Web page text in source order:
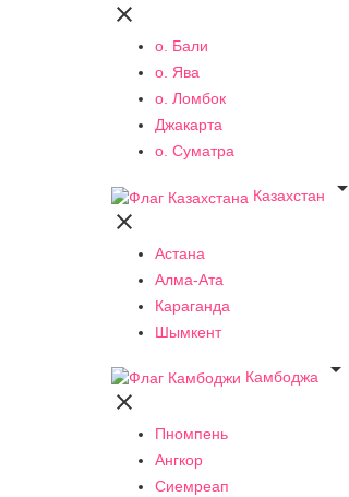

о. Бали
о. Ява
о. Ломбок
Джакарта
о. Суматра
Казахстан


Астана
Алма-Ата
Караганда
Шымкент
Камбоджа


Пномпень
Ангкор
Сиемреап